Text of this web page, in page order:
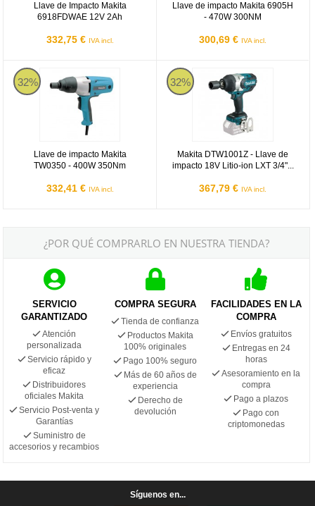
Llave de Impacto Makita
6918FDWAE 12V 2Ah
332,75 € IVA incl.
Llave de impacto Makita 6905H
- 470W 300NM
300,69 € IVA incl.
32%
Llave de impacto Makita
TW0350 - 400W 350Nm
332,41 € IVA incl.
Llave de impacto Makita TW0350 - 400W 350Nm
32%
Makita DTW1001Z - Llave de
impacto 18V Litio-ion LXT 3/4"...
367,79 € IVA incl.
Makita DTW1001Z - Llave de
¿POR QUÉ COMPRARLO EN NUESTRA TIENDA?
SERVICIO
GARANTIZADO
Atención
personalizada
Servicio rápido y
eficaz
Distribuidores
oficiales Makita
Servicio Post-venta y
Garantías
Suministro de
accesorios y recambios
COMPRA SEGURA
Tienda de confianza
Productos Makita
100% originales
Pago 100% seguro
Más de 60 años de
experiencia
Derecho de
devolución
FACILIDADES EN LA
COMPRA
Envíos gratuitos
Entregas en 24
horas
Asesoramiento en la
compra
Pago a plazos
Pago con
criptomonedas
Síguenos en...